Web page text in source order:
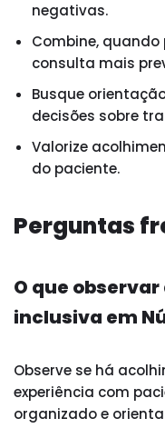
negativas.
Combine,
consulta mais
Busque
decisões sobre
Valorize
do paciente.
Perguntas
O que
inclusiva em
Observe se há
experiência com
organizado e